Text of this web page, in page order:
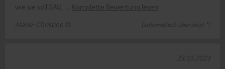
wie sie soll.SAV,
Komplette Bewertung lesen
Marie-Christine D.
(automatisch übersetzt *)
23.05.2023